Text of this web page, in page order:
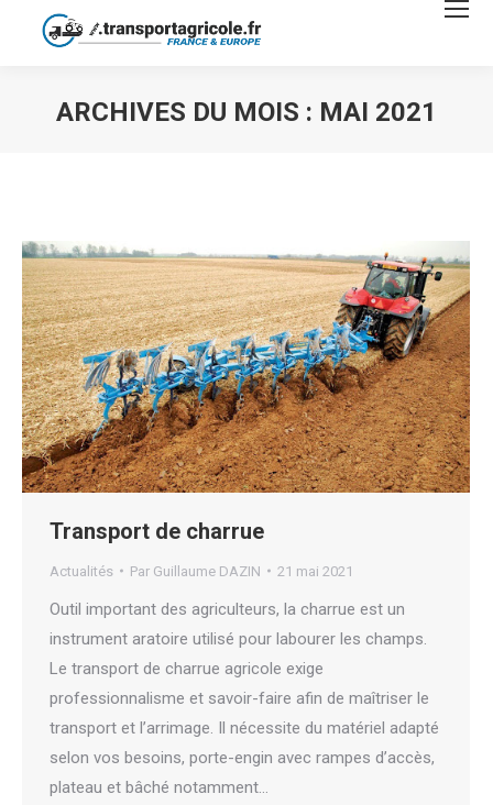
ARCHIVES DU MOIS : MAI 2021
Transport de charrue
Actualités Par Guillaume DAZIN 21 mai 2021
Outil important des agriculteurs, la charrue est un
instrument aratoire utilisé pour labourer les champs.
Le transport de charrue agricole exige
professionnalisme et savoir-faire afin de maîtriser le
transport et l’arrimage. Il nécessite du matériel adapté
selon vos besoins, porte-engin avec rampes d’accès,
plateau et bâché notamment…